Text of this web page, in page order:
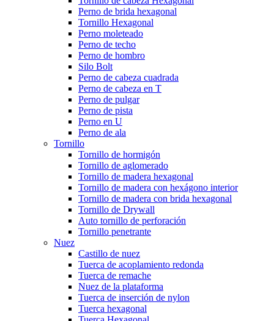
Perno de brida hexagonal
Tornillo Hexagonal
Perno moleteado
Perno de techo
Perno de hombro
Silo Bolt
Perno de cabeza cuadrada
Perno de cabeza en T
Perno de pulgar
Perno de pista
Perno en U
Perno de ala
Tornillo
Tornillo de hormigón
Tornillo de aglomerado
Tornillo de madera hexagonal
Tornillo de madera con hexágono interior
Tornillo de madera con brida hexagonal
Tornillo de Drywall
Auto tornillo de perforación
Tornillo penetrante
Nuez
Castillo de nuez
Tuerca de acoplamiento redonda
Tuerca de remache
Nuez de la plataforma
Tuerca de inserción de nylon
Tuerca hexagonal